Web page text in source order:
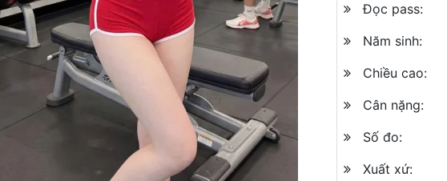
Đọc pass:
Năm sinh:
Chiều cao:
Cân nặng:
Số đo:
Xuất xứ: